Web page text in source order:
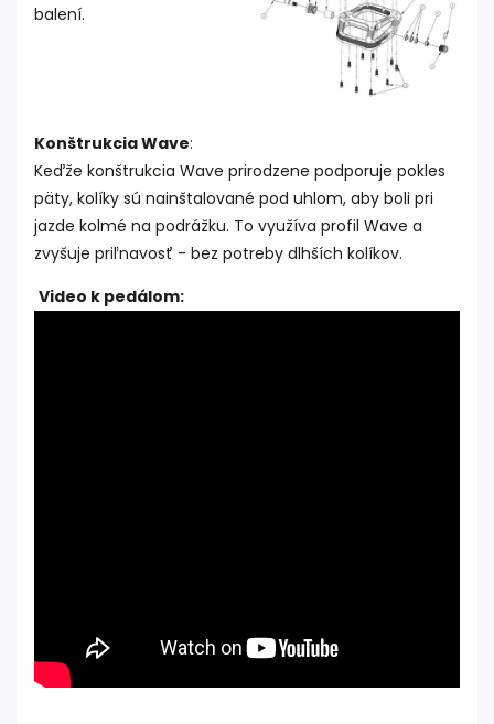
balení.
Konštrukcia Wave:
Keďže konštrukcia Wave prirodzene podporuje pokles
päty, kolíky sú nainštalované pod uhlom, aby boli pri
jazde kolmé na podrážku. To využíva profil Wave a
zvyšuje priľnavosť - bez potreby dlhších kolíkov.
Video k pedálom: